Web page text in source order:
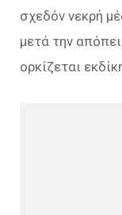
σχεδόν νεκρή
μετά τηv
ορκίζεται